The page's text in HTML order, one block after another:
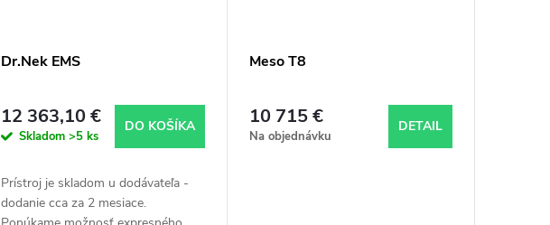
Dr.Nek EMS
12 363,10 €
Skladom>5 ks
DO KOŠÍKA
Prístroj je skladom u dodávateľa -
dodanie cca za 2 mesiace.
Meso T8
10 715 €
Na objednávku
DETAIL